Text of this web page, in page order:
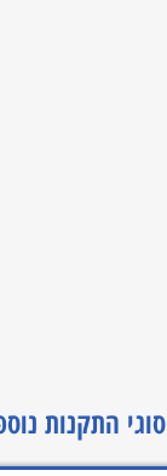
סוגי התקנות